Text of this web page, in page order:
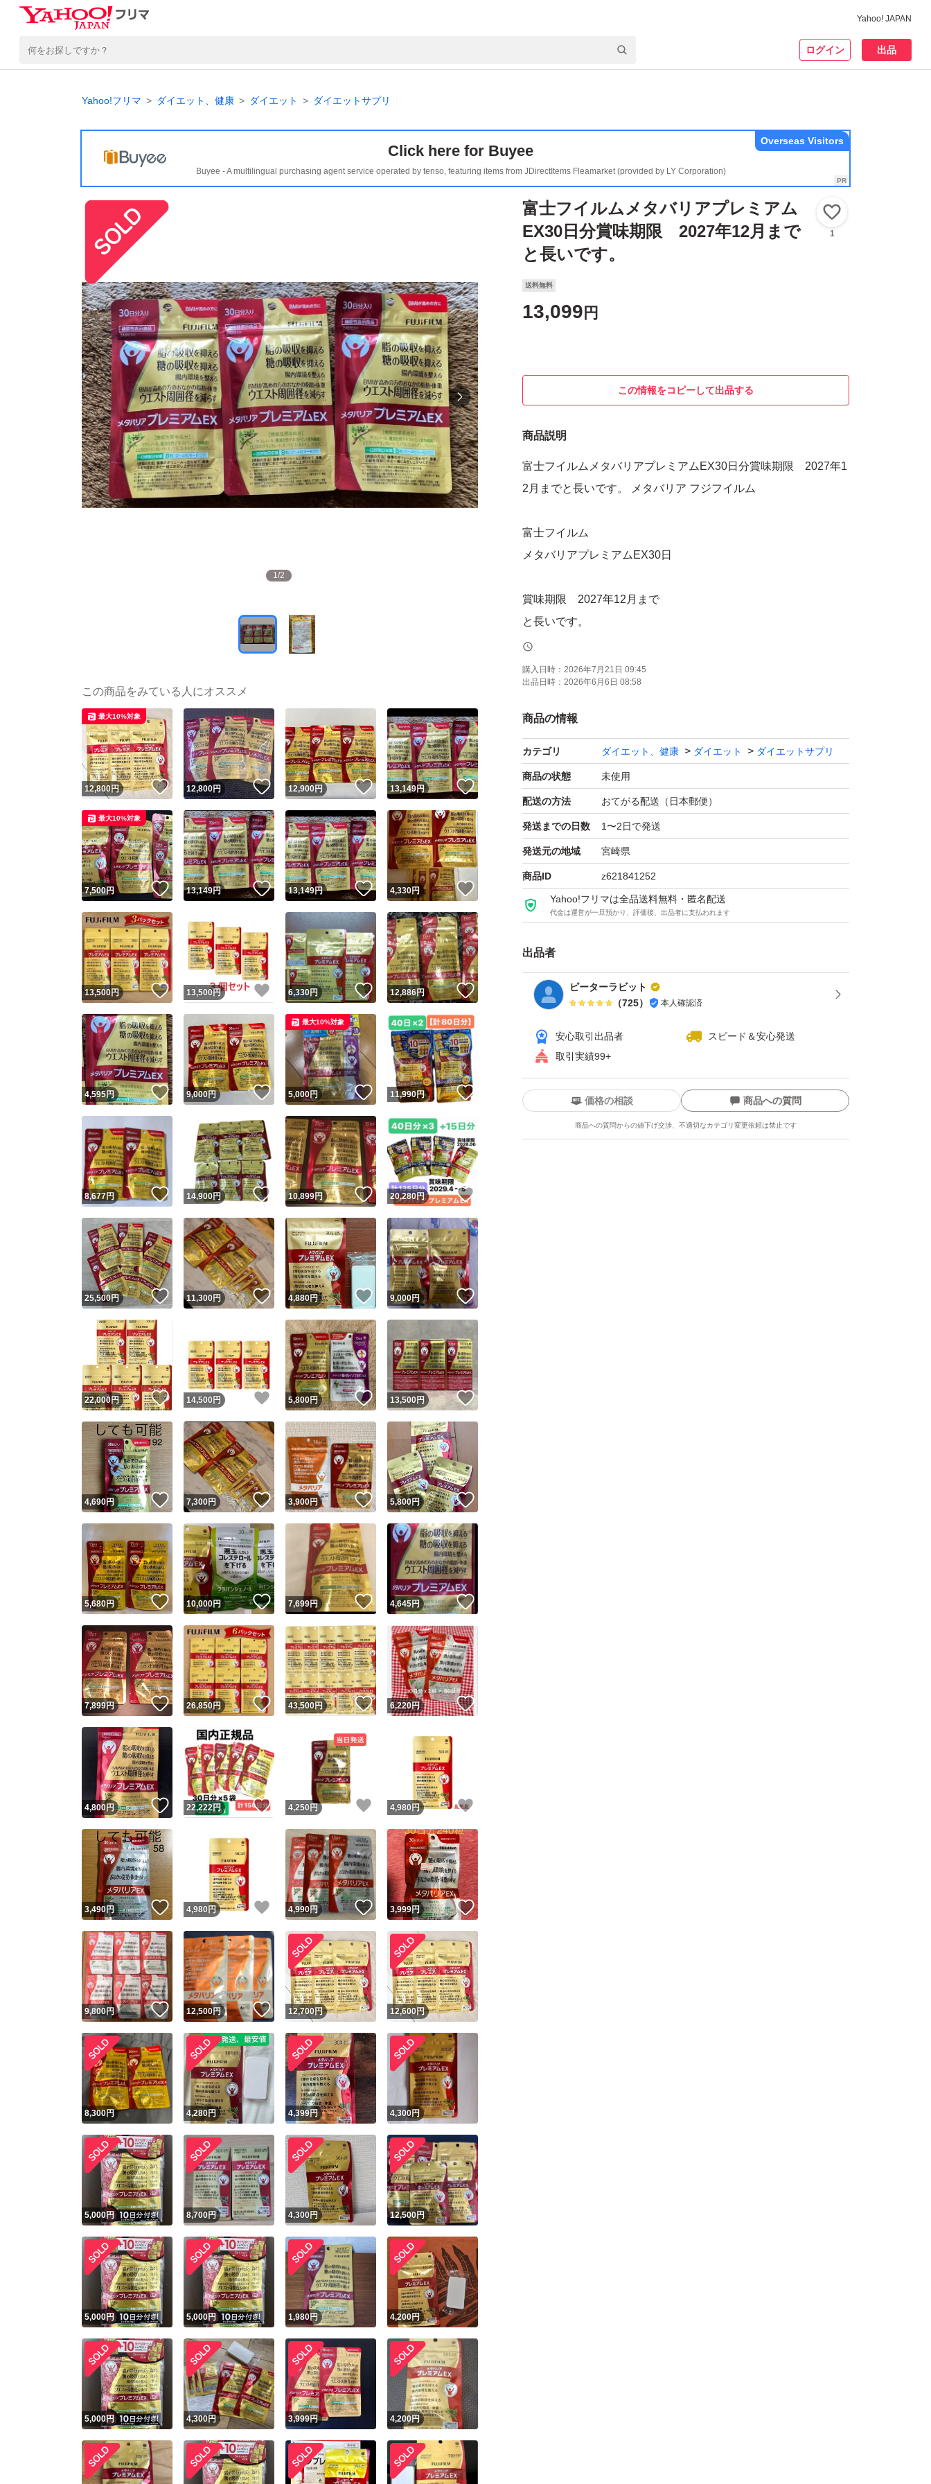
Yahoo! JAPAN
ログイン 出品
Yahoo!フリマ ダイエット、健康 ダイエット ダイエットサプリ
Click here for Buyee
Buyee - A multilingual purchasing agent service operated by tenso, featuring items from JDirectItems Fleamarket (provided by LY Corporation)
Overseas Visitors
1/2
富士フイルムメタバリアプレミアム
EX30日分賞味期限 2027年12月まで
と長いです。
1
送料無料
13,099 円
この情報をコピーして出品する
商品説明
富士フイルムメタバリアプレミアムEX30日分賞味期限 2027年1
2月までと長いです。 メタバリア フジフイルム
富士フイルム
メタバリアプレミアムEX30日
賞味期限 2027年12月まで
と長いです。
在庫により更に賞味期限が延びることもございます。
※ 複数個ございます。
※お安くしておりますので
お受けしておりません。
このままご購入お願い致します。
購入日時： 2026年7月21日 09:45
出品日時： 2026年6月6日 08:58
商品の情報
カテゴリ ダイエット、健康 ダイエット ダイエットサプリ
商品の状態 未使用
配送の方法 おてがる配送（日本郵便）
発送までの日数 1〜2日で発送
発送元の地域 宮崎県
商品ID z621841252
Yahoo!フリマは全品送料無料・匿名配送
代金は運営が一旦預かり、評価後、出品者に支払われます
出品者
ピーターラビット
（725） 本人確認済
安心取引出品者
スピード＆安心発送
取引実績99+
ユーザーの実績について
Yahoo!フリマが定めた一定の基準を満たしたユーザーにバッジを付与しています
安心取引出品者
安心取引出品者 Yahoo!フリマの基準をクリアした安心・安全なユーザーです
取引実績
取引実績◯+ このユーザーはYahoo!フリマの取引を完了させた実績があります
他フリマ実績◯+ このユーザーは他フリマサービスでの取引実績があります
スピード&安心発送
※このバッジは実績に基づく表示であり、発送を保証しているものではありません
スピード＆安心発送
このユーザーは高頻度で24時間以内＆設定した発送日数内に発送してい
ます
安心発送 このユーザーは設定した発送日数内に発送しています
価格の相談 商品への質問
商品への質問からの値下げ交渉、不適切なカテゴリ変更依頼は禁止です
この商品の情報をコピーします
商品画像の無断転載は禁止されています
コピーは1商品につき1回です
出品ページへ
キャンセル
この商品をみている人にオススメ
12,800円 いいね！
最大10%対象
12,800円 いいね！
12,900円 いいね！
13,149円 いいね！
7,500円 いいね！
最大10%対象
13,149円 いいね！
13,149円 いいね！
4,330円
13,500円 いいね！
13,500円 いいね！
6,330円 いいね！
12,886円 いいね！
4,595円 いいね！
9,000円 いいね！
5,000円 いいね！
最大10%対象
11,990円
8,677円 いいね！
14,900円 いいね！
10,899円 いいね！
20,280円
25,500円 いいね！
11,300円 いいね！
4,880円 いいね！
9,000円
22,000円 いいね！
14,500 円 いいね！
5,800円 いいね！
13,500円 いいね！
4,690円 いいね！
7,300円 いいね！
3,900円 いいね！
5,800円
5,680円 いいね！
10,000円 いいね！
7,699円 いいね！
4,645円
7,899円 いいね！
26,850円 いいね！
43,500円 いいね！
6,220円
4,800円 いいね！
22,222円 いいね！
4,250 円 いいね！
4,980 円
3,490円 いいね！
4,980 円 いいね！
4,990円 いいね！
3,999円 いいね！
9,800円 いいね！
12,500円 いいね！
12,700円 12,600円
8,300円 4,280円 4,399円 4,300円
5,000円 8,700円 4,300円 12,500円
5,000円 5,000円 1,980円 4,200円
5,000円 4,300円 3,999円 4,200円